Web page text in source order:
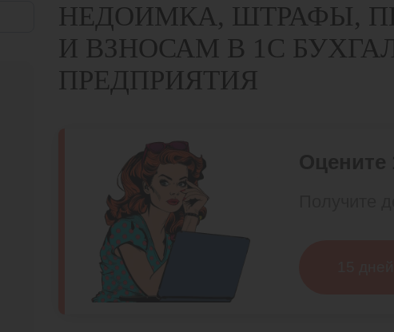
НЕДОИМКА, ШТРАФЫ,
И ВЗНОСАМ В 1С
ПРЕДПРИЯТИЯ